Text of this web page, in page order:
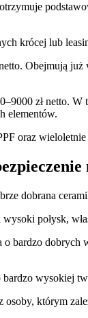
krócej lub
Obejmują
zł netto.
elementów.
oraz
dobrana
połysk,
dobrych
wysokiej
którym